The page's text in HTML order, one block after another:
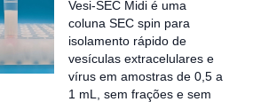
Vesi-SEC Midi é uma
coluna SEC spin para
isolamento rápido de
vesículas extracelulares e
vírus em amostras de 0,5 a
1 mL, sem frações e sem